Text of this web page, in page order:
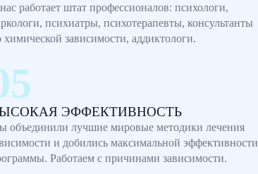
работает штат профессионалов: психологи,
психиатры, психотерапевты, консультанты
химической зависимости, аддиктологи.
ЭФФЕКТИВНОСТЬ
объединили лучшие мировые методики лечения
и добились максимальной эффективности
Работаем с причинами зависимости.